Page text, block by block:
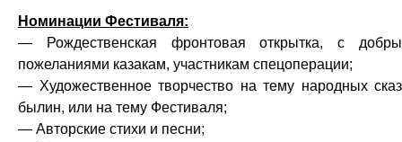
Номинации Фестиваля:
— Рождественская фронтовая открытка, с
пожеланиями казакам, участникам спецоперации;
— Художественное творчество на тему народных
былин, или на тему Фестиваля;
— Авторские стихи и песни;